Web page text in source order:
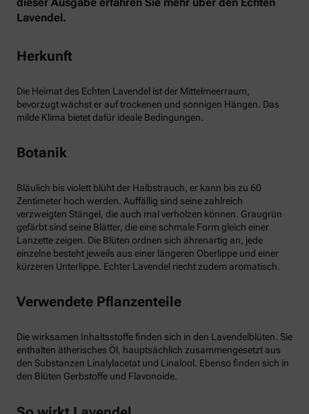
dieser Ausgabe erfahren Sie mehr über den Echten
Lavendel.
Herkunft
Die Heimat des Echten Lavendel ist der Mittelmeerraum,
bevorzugt wächst er auf trockenen und sonnigen Hängen. Das
milde Klima bietet dafür ideale Bedingungen.
Botanik
Bläulich bis violett blüht der Halbstrauch, er kann bis zu 60
Zentimeter hoch werden. Auffällig sind seine zahlreich
verzweigten Stängel, die auch mal verholzen können. Graugrün
gefärbt sind seine Blätter, die eine schmale Form gleich einer
Lanzette zeigen. Die Blüten ordnen sich ährenartig an, jede
einzelne besteht jeweils aus einer längeren Oberlippe und einer
kürzeren Unterlippe. Echter Lavendel riecht zudem aromatisch.
Verwendete Pflanzenteile
Die wirksamen Inhaltsstoffe finden sich in den Lavendelblüten. Sie
enthalten ätherisches Öl, hauptsächlich zusammengesetzt aus
den Substanzen Linalylacetat und Linalool. Ebenso finden sich in
den Blüten Gerbstoffe und Flavonoide.